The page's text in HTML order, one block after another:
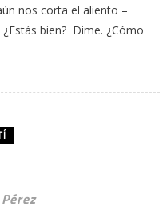
nos corta el aliento –
¿Estás bien? Dime. ¿Cómo